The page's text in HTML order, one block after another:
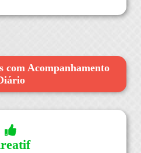
com Acompanhamento